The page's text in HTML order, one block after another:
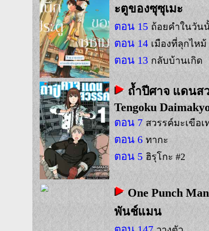
ะตูของซุซุเมะ
ตอน 15 ถ้อยคำในวัน
ตอน 14 เมืองที่ลุกไหม้
ตอน 13 กลับบ้านเกิด
ถ้ำปีศาจ แดนส
Tengoku
ตอน 7 สวรรค์มะเขือเ
ตอน 6 ทากะ
ตอน 5 ฮิรุโกะ #2
One Punch
พันช์แมน